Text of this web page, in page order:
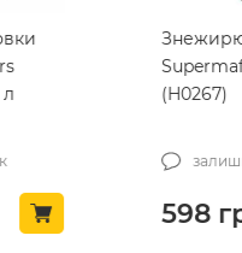
(H0267)
598